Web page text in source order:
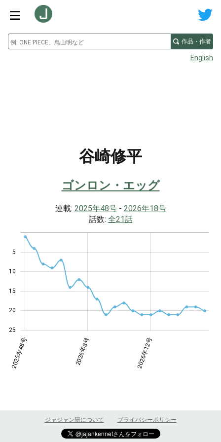
作品・作者
English
谷崎修平
ゴンロン・エッグ
連載: 2025年48号- 2026年18号
話数: 全21話
5
10
15
20
25
2025年48号
2号
10号
16号
2026年3号 2026年12号
ジャジャン研について プライバシーポリシー